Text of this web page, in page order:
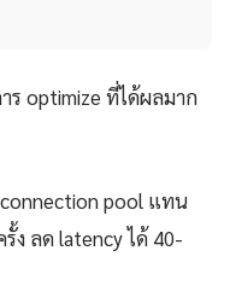
ร optimize ที่ได้ผลมาก
pool แทน
ง ลด latency ได้ 40-